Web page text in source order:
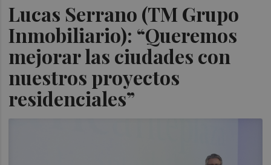
Lucas Serrano (TM Grupo
Inmobiliario): “Queremos
mejorar las ciudades con
nuestros proyectos
residenciales”